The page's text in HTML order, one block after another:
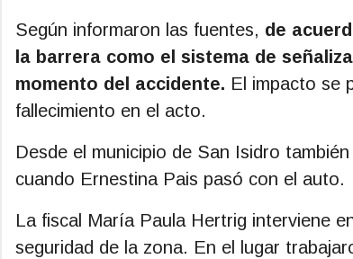
Según informaron las fuentes, de
la barrera como el sistema de
momento del accidente. El impacto se
fallecimiento en el acto.
Desde el municipio de San Isidro
cuando Ernestina Pais pasó con el auto.
La fiscal María Paula Hertrig interviene
seguridad de la zona. En el lugar